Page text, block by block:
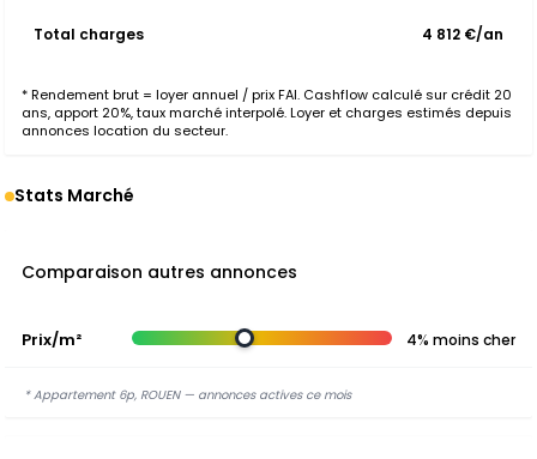
Total charges 4 812 €/an
* Rendement brut = loyer annuel / prix FAI. Cashflow calculé sur crédit 20
ans, apport 20%, taux marché interpolé. Loyer et charges estimés depuis
annonces location du secteur.
Stats Marché
Comparaison autres annonces
Prix/m² 4% moins cher
* Appartement 6p, ROUEN — annonces actives ce mois